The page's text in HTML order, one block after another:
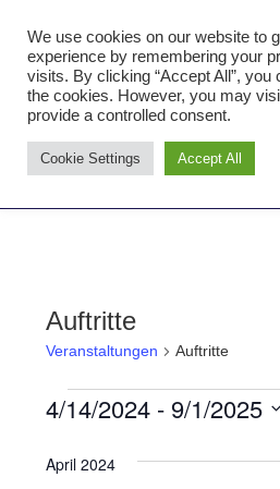
Inhalt
springen
Tambourcorps
Concordia
Auftritte
Veranstaltungen Auftritte
Veranstaltungen
4/14/2024 - 9/1/2025
wählen.
April 2024
We use cookies on our website to
experience by remembering your
visits. By clicking “Accept All”, you
the cookies. However, you may
provide a controlled consent.
Cookie Settings Accept All